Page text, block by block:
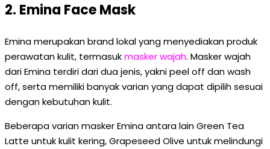
2. Emina Face Mask
Emina merupakan brand lokal yang menyediakan produk
perawatan kulit, termasukmasker wajah. Masker wajah
dari Emina terdiri dari dua jenis, yakni peel off dan wash
off, serta memiliki banyak varian yang dapat dipilih sesuai
dengan kebutuhan kulit.
Beberapa varian masker Emina antara lain Green Tea
Latte untuk kulit kering, Grapeseed Olive untuk melindungi